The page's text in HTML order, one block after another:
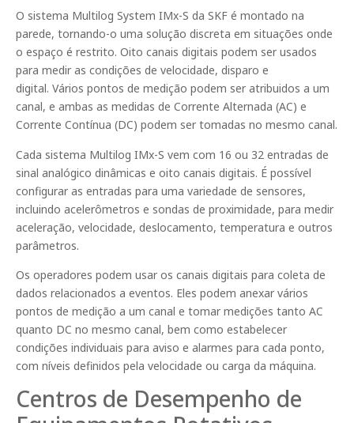
O sistema Multilog System IMx-S da SKF é montado na
parede, tornando-o uma solução discreta em situações onde
o espaço é restrito. Oito canais digitais podem ser usados
para medir as condições de velocidade, disparo e
digital. Vários pontos de medição podem ser atribuidos a um
canal, e ambas as medidas de Corrente Alternada (AC) e
Corrente Contínua (DC) podem ser tomadas no mesmo canal.
Cada sistema Multilog IMx-S vem com 16 ou 32 entradas de
sinal analógico dinâmicas e oito canais digitais. É possível
configurar as entradas para uma variedade de sensores,
incluindo acelerômetros e sondas de proximidade, para medir
aceleração, velocidade, deslocamento, temperatura e outros
parâmetros.
Os operadores podem usar os canais digitais para coleta de
dados relacionados a eventos. Eles podem anexar vários
pontos de medição a um canal e tomar medições tanto AC
quanto DC no mesmo canal, bem como estabelecer
condições individuais para aviso e alarmes para cada ponto,
com níveis definidos pela velocidade ou carga da máquina.
Centros de Desempenho de